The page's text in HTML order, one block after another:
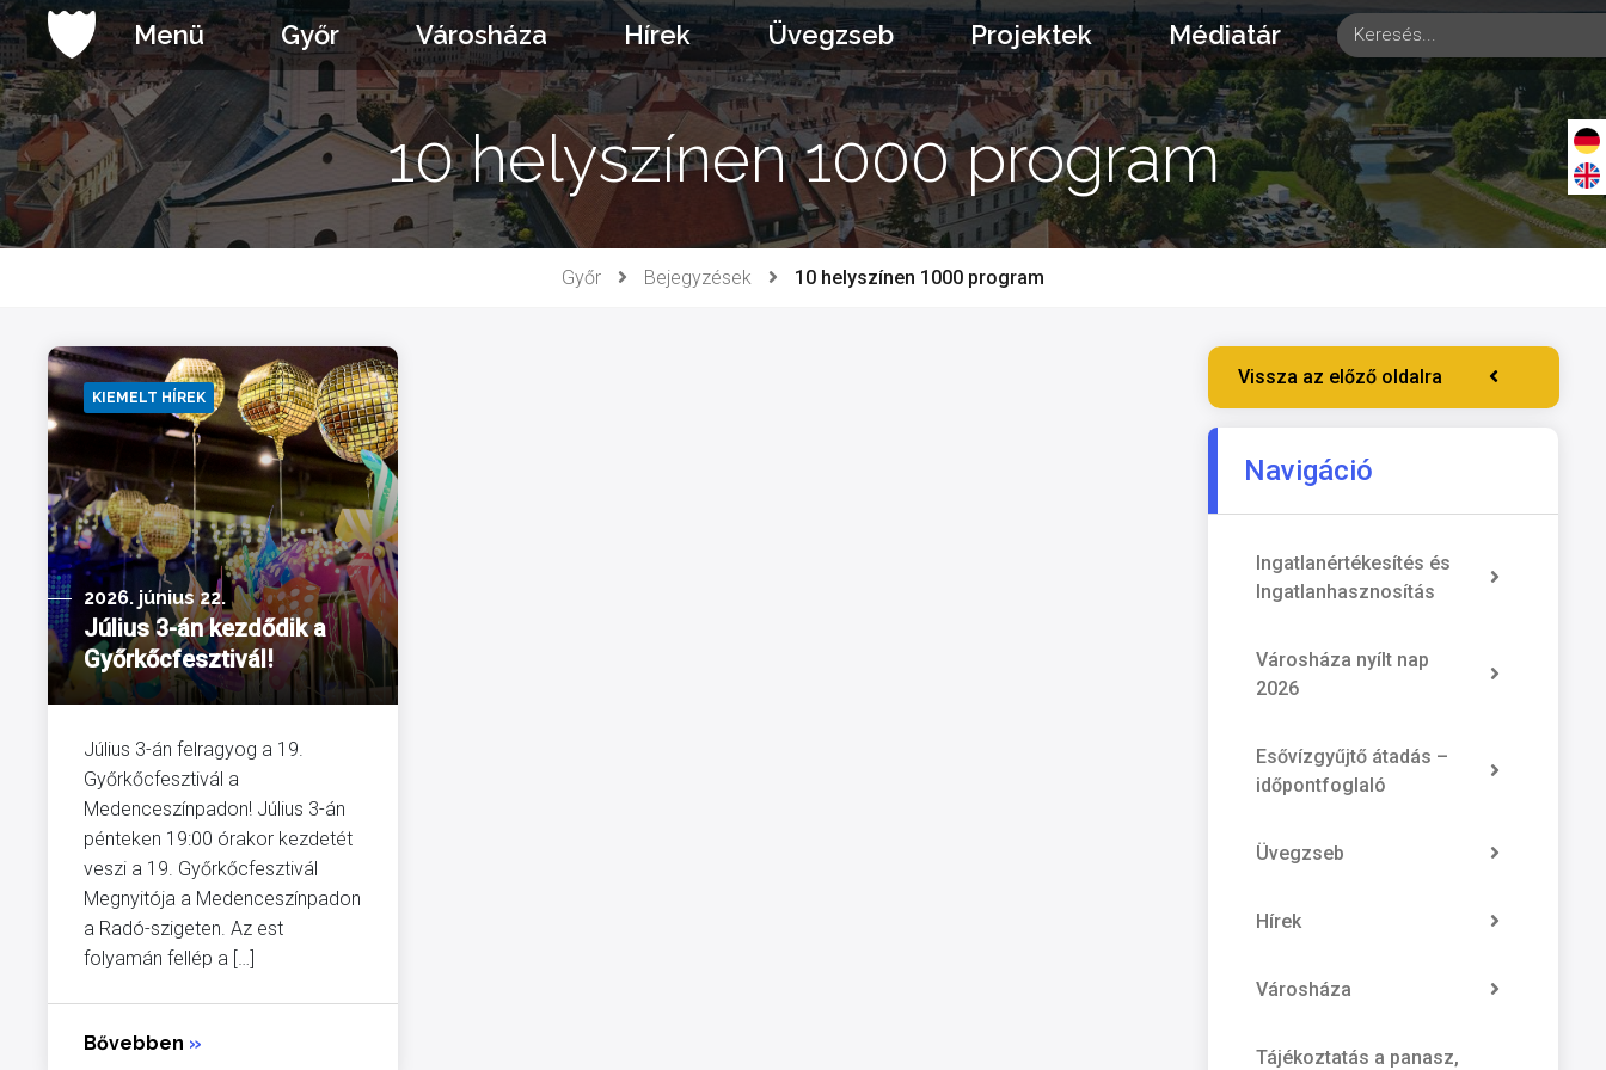
Ugrás
a
tartalomhoz
Menü Győr Városháza Hírek Üvegzseb Projektek Médiatár
10 helyszínen 1000 program
Győr Bejegyzések 10 helyszínen 1000 program
KIEMELT HÍREK
2026. június 22.
Július 3-án kezdődik a
Győrkőcfesztivál!
Július 3-án felragyog a 19.
Győrkőcfesztivál a
Medenceszínpadon! Július 3-án
pénteken 19:00 órakor kezdetét
veszi a 19. Győrkőcfesztivál
Megnyitója a Medenceszínpadon
a Radó-szigeten. Az est
folyamán fellép a […]
Bővebben »
Vissza az előző oldalra
Navigáció
Ingatlanértékesítés és
Ingatlanhasznosítás
Városháza nyílt nap
2026
Esővízgyűjtő átadás –
időpontfoglaló
Üvegzseb
Hírek
Városháza
Tájékoztatás a panasz,